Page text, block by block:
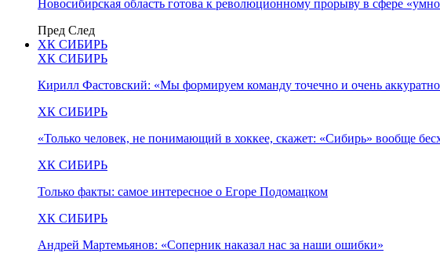
Новосибирская область готова к революционному прорыву в сфере
Пред След
ХК СИБИРЬ
ХК СИБИРЬ
Кирилл Фастовский: «Мы формируем команду точечно и очень
ХК СИБИРЬ
«Только человек, не понимающий в хоккее, скажет: «Сибирь» вообще
ХК СИБИРЬ
Только факты: самое интересное о Егоре Подомацком
ХК СИБИРЬ
Андрей Мартемьянов: «Соперник наказал нас за наши ошибки»